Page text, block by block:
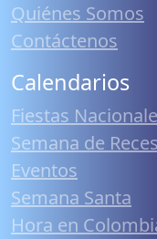
Quiénes Somos
Contáctenos
Calendarios
Fiestas
Semana de
Eventos
Semana Santa
Hora en